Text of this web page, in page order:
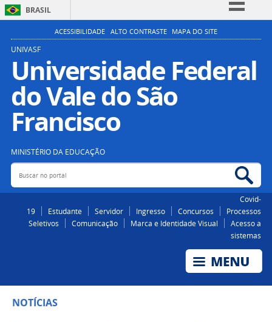
BRASIL
Simplifique!
Participe
Acesso à informação
Legislação
ACESSIBILIDADE ALTO CONTRASTE MAPA DO SITE
UNIVASF
Universidade Federal
do Vale do São
Francisco
MINISTÉRIO DA EDUCAÇÃO
Buscar no portal
Covid-
19
Estudante Servidor Ingresso Concursos
Processos
Seletivos
Comunicação Marca e Identidade Visual
Acesso a
sistemas
NOTÍCIAS